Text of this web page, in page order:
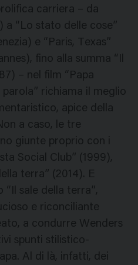
carriera – da
a “Lo stato delle cose”
e “Paris, Texas”
fino alla summa “Il
– nel film “Papa
richiama il meglio
apice della
a caso, le tre
giunte proprio con i
Social Club” (1999),
terra” (2014). E
sale della terra”,
e riconciliante
a condurre Wenders
spunti stilistico-
Al di là, infatti, dei